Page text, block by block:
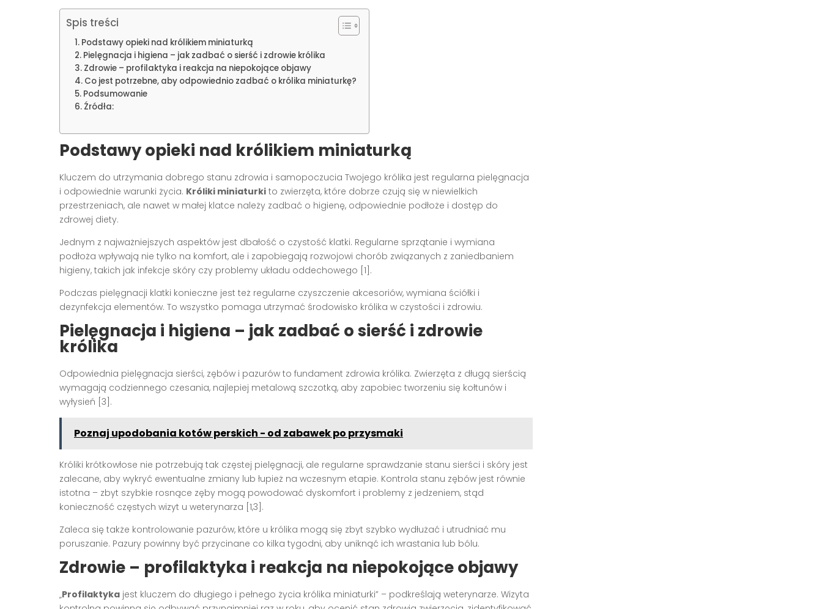
Spis treści
Podstawy opieki nad królikiem miniaturką
Pielęgnacja i higiena – jak zadbać o sierść i zdrowie królika
Zdrowie – profilaktyka i reakcja na niepokojące objawy
Co jest potrzebne, aby odpowiednio zadbać o królika miniaturkę?
Podsumowanie
Źródła:
Podstawy opieki nad królikiem miniaturką
Kluczem do utrzymania dobrego stanu zdrowia i samopoczucia Twojego królika jest regularna pielęgnacja
i odpowiednie warunki życia. Króliki miniaturki to zwierzęta, które dobrze czują się w niewielkich
przestrzeniach, ale nawet w małej klatce należy zadbać o higienę, odpowiednie podłoże i dostęp do
zdrowej diety.
Jednym z najważniejszych aspektów jest dbałość o czystość klatki. Regularne sprzątanie i wymiana
podłoża wpływają nie tylko na komfort, ale i zapobiegają rozwojowi chorób związanych z zaniedbaniem
higieny, takich jak infekcje skóry czy problemy układu oddechowego [1].
Podczas pielęgnacji klatki konieczne jest też regularne czyszczenie akcesoriów, wymiana ściółki i
dezynfekcja elementów. To wszystko pomaga utrzymać środowisko królika w czystości i zdrowiu.
Pielęgnacja i higiena – jak zadbać o sierść i zdrowie
królika
Odpowiednia pielęgnacja sierści, zębów i pazurów to fundament zdrowia królika. Zwierzęta z długą sierścią
wymagają codziennego czesania, najlepiej metalową szczotką, aby zapobiec tworzeniu się kołtunów i
wyłysień [3].
Poznaj upodobania kotów perskich - od zabawek po przysmaki
Króliki krótkowłose nie potrzebują tak częstej pielęgnacji, ale regularne sprawdzanie stanu sierści i skóry jest
zalecane, aby wykryć ewentualne zmiany lub łupież na wczesnym etapie. Kontrola stanu zębów jest równie
istotna – zbyt szybkie rosnące zęby mogą powodować dyskomfort i problemy z jedzeniem, stąd
konieczność częstych wizyt u weterynarza [1,3].
Zaleca się także kontrolowanie pazurów, które u królika mogą się zbyt szybko wydłużać i utrudniać mu
poruszanie. Pazury powinny być przycinane co kilka tygodni, aby uniknąć ich wrastania lub bólu.
Zdrowie – profilaktyka i reakcja na niepokojące objawy
„Profilaktyka jest kluczem do długiego i pełnego życia królika miniaturki” – podkreślają weterynarze. Wizyta